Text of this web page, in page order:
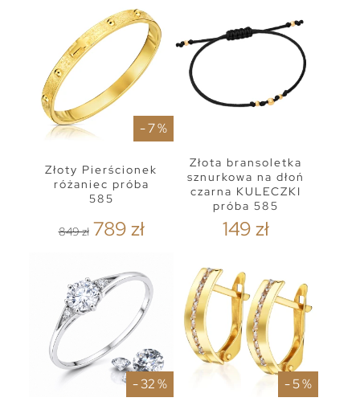
- 7 %
Złoty Pierścionek
różaniec próba
585
849 zł 789 zł
Złota bransoletka
sznurkowa na dłoń
czarna KULECZKI
próba 585
149 zł
- 32 % - 5 %